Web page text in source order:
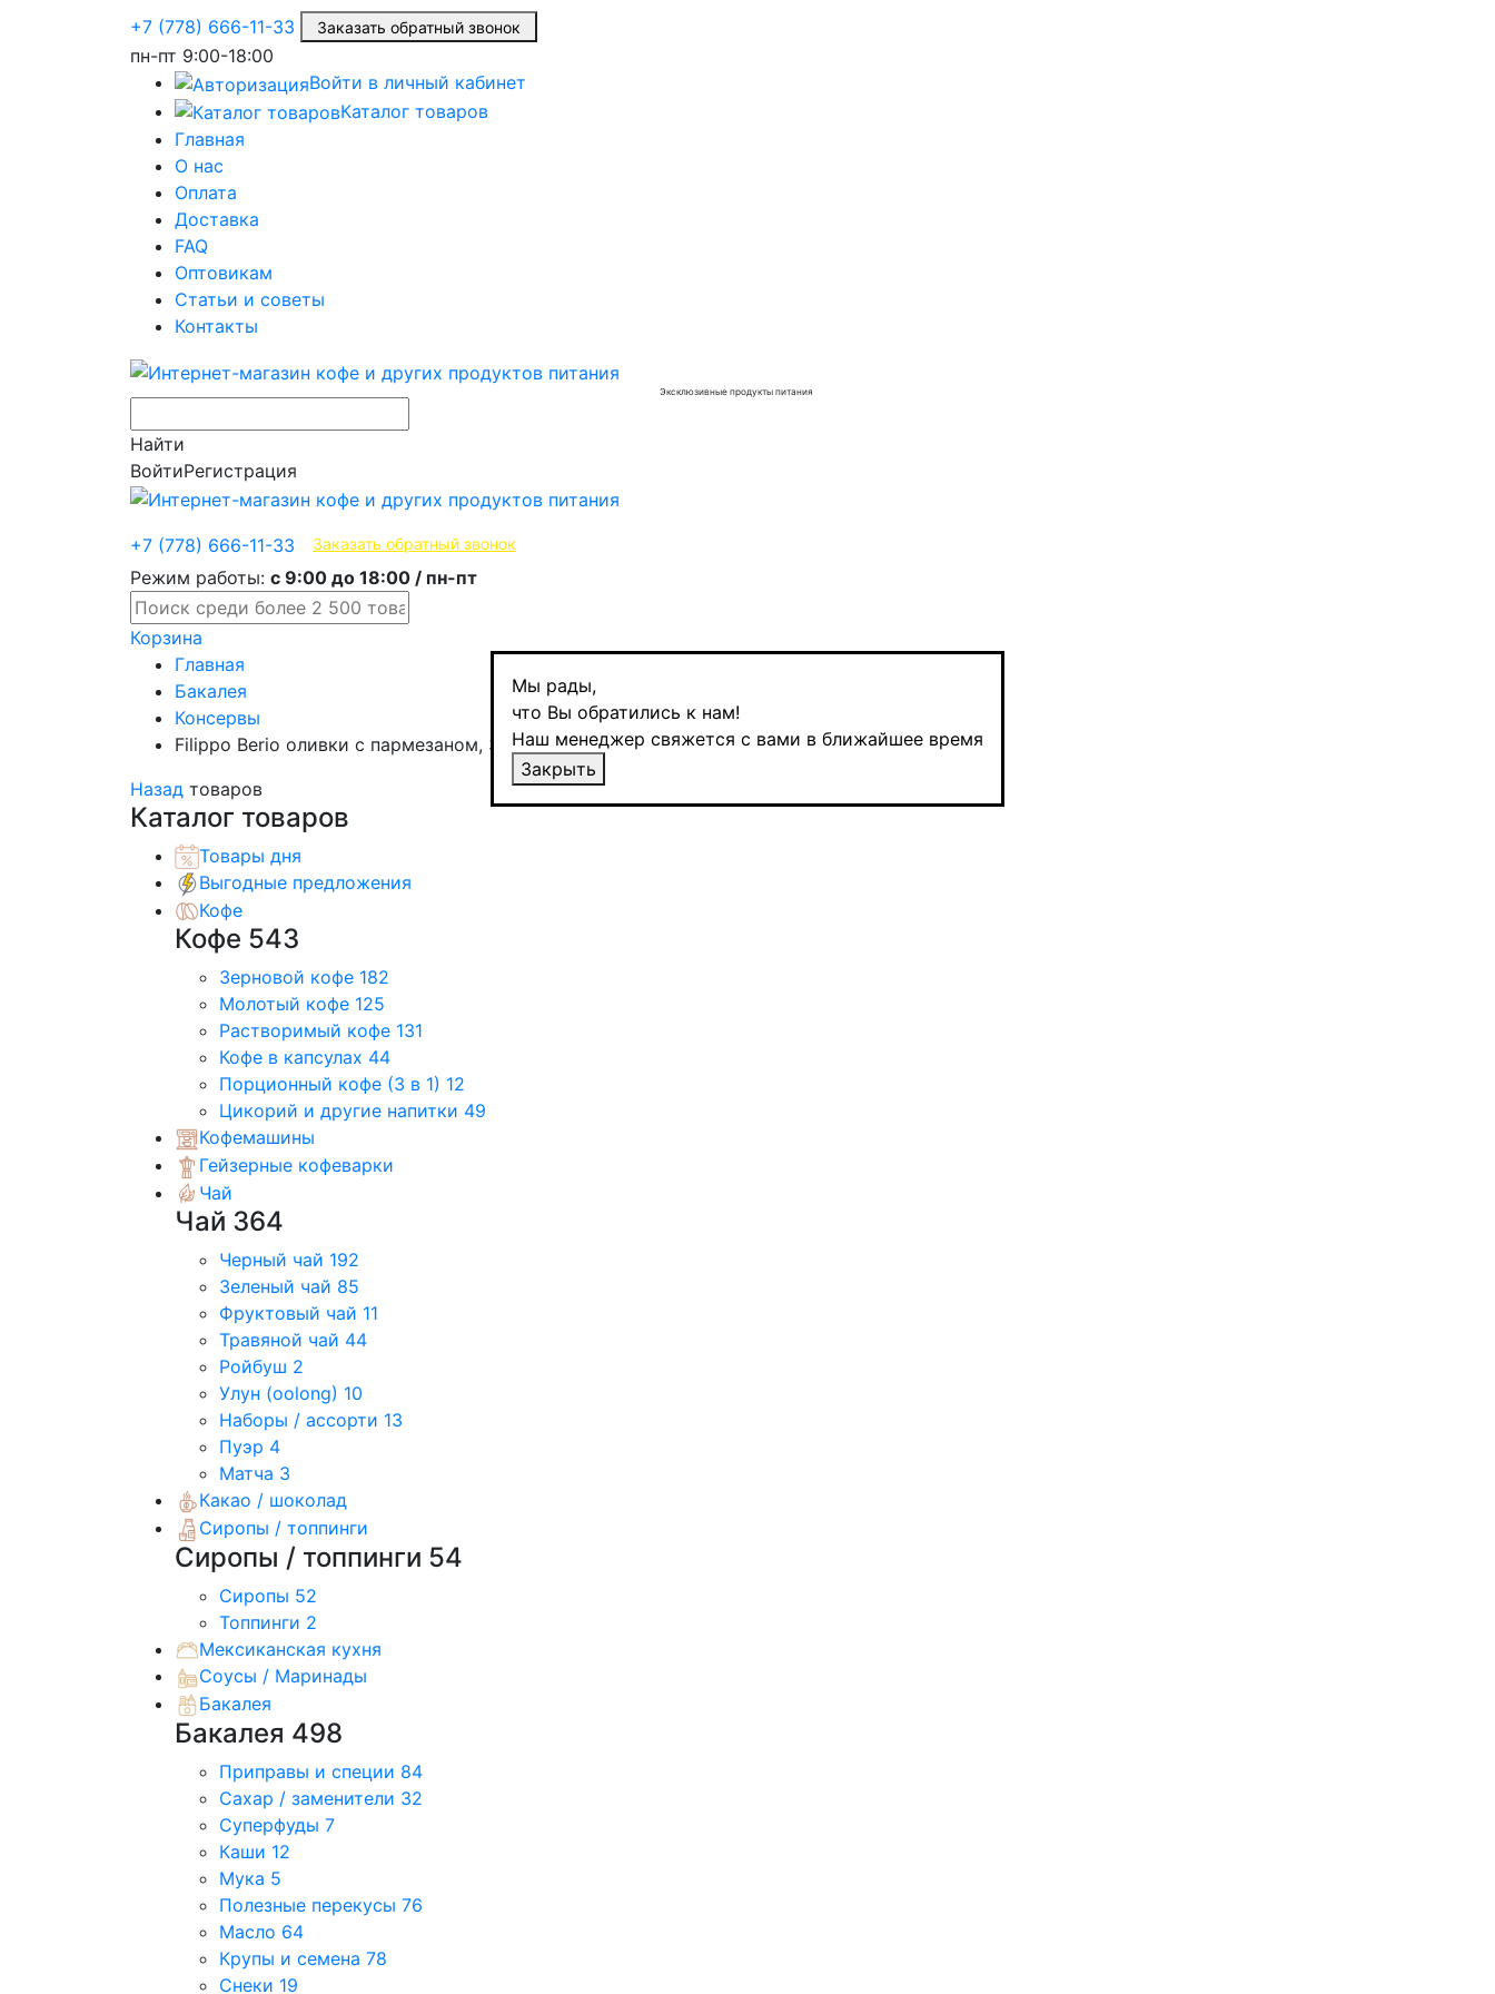
+7 (778) 666-11-33 Заказать обратный звонок
пн-пт 9:00-18:00
Войти в личный кабинет
Каталог товаров
Главная
О нас
Оплата
Доставка
FAQ
Оптовикам
Статьи и советы
Контакты
Эксклюзивные продукты питания
Найти
ВойтиРегистрация
+7 (778) 666-11-33 Заказать обратный звонок
Режим работы: с 9:00 до 18:00 / пн-пт
Корзина
Мы рады,
что Вы обратились к нам!
Наш менеджер свяжется с вами в ближайшее время
Закрыть
Главная
Бакалея
Консервы
Filippo Berio оливки с пармезаном, 300 гр
Назад товаров
Каталог товаров
Товары дня
Выгодные предложения
Кофе
Кофе 543
Зерновой кофе 182
Молотый кофе 125
Растворимый кофе 131
Кофе в капсулах 44
Порционный кофе (3 в 1) 12
Цикорий и другие напитки 49
Кофемашины
Гейзерные кофеварки
Чай
Чай 364
Черный чай 192
Зеленый чай 85
Фруктовый чай 11
Травяной чай 44
Ройбуш 2
Улун (oolong) 10
Наборы / ассорти 13
Пуэр 4
Матча 3
Какао / шоколад
Сиропы / топпинги
Сиропы / топпинги 54
Сиропы 52
Топпинги 2
Мексиканская кухня
Соусы / Маринады
Бакалея
Бакалея 498
Приправы и специи 84
Сахар / заменители 32
Суперфуды 7
Каши 12
Мука 5
Полезные перекусы 76
Масло 64
Крупы и семена 78
Снеки 19